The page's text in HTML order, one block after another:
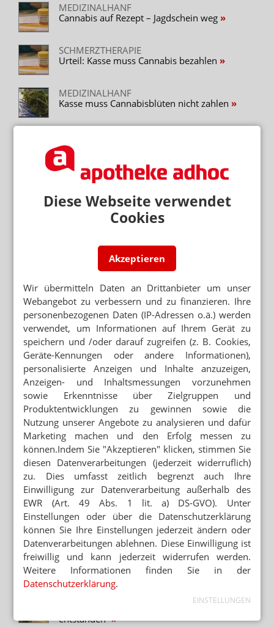
Diese Webseite verwendet
Cookies
Akzeptieren
Wir übermitteln Daten an Drittanbieter um unser
Webangebot zu verbessern und zu finanzieren. Ihre
personenbezogenen Daten (IP-Adressen o.ä.) werden
verwendet, um Informationen auf Ihrem Gerät zu
speichern und /oder darauf zugreifen (z. B. Cookies,
Geräte-Kennungen oder andere Informationen),
personalisierte Anzeigen und Inhalte anzuzeigen,
Anzeigen- und Inhaltsmessungen vorzunehmen
sowie Erkenntnisse über Zielgruppen und
Produktentwicklungen zu gewinnen sowie die
Nutzung unserer Angebote zu analysieren und dafür
Marketing machen und den Erfolg messen zu
können.Indem Sie "Akzeptieren" klicken, stimmen Sie
diesen Datenverarbeitungen (jederzeit widerruflich)
zu. Dies umfasst zeitlich begrenzt auch Ihre
Einwilligung zur Datenverarbeitung außerhalb des
EWR (Art. 49 Abs. 1 lit. a) DS-GVO). Unter
Einstellungen oder über die Datenschutzerklärung
können Sie Ihre Einstellungen jederzeit ändern oder
Datenverarbeitungen ablehnen. Diese Einwilligung ist
freiwillig und kann jederzeit widerrufen werden.
Weitere Informationen finden Sie in der
Datenschutzerklärung.
EINSTELLUNGEN
MEDIZINALHANF
Cannabis auf Rezept – Jagdschein weg
SCHMERZTHERAPIE
Urteil: Kasse muss Cannabis bezahlen
MEDIZINALHANF
Kasse muss Cannabisblüten nicht zahlen
Cannabis: Kassen verunsichern Patienten
MEDIZINALHANF
MEDIZINALHANF
MEDIZINALHANF
Cannabis: Kassen misstrauen Apotheken
CANNABIS AUF REZEPT
Kasse kritisiert unkonkretes Gesetz
Neuere Artikel zum Thema
MEDIZINALHANF
Cannabisblüten: Weniger Rezepte, aber großer
Umsatz
MEDIZINALHANF
Cannabis: ADHS-Patient scheitert vor Gericht
REZEPTUR- ODER FERTIGARZNEIMITTEL?
Cannabisextrakt: Gericht fordert
Arzneimittelzulassung
SONDERKOMMANDO
Cannabis-Patient: Polizei stürmt Wohnung
MEDIZINALHANF
Cannabis: Rezepturen überholen Sativex
entstanden”